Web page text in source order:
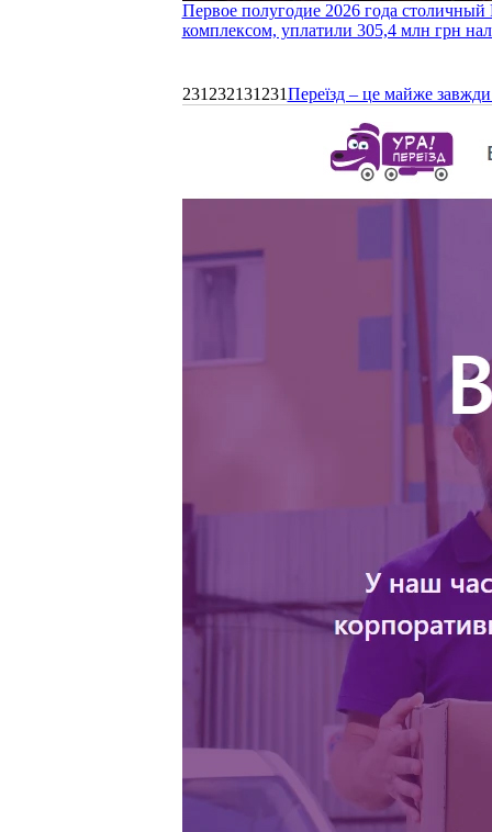
Первое полугодие 2026 года
комплексом, уплатили 305,4 млн грн
231232131231Переїзд – це майже